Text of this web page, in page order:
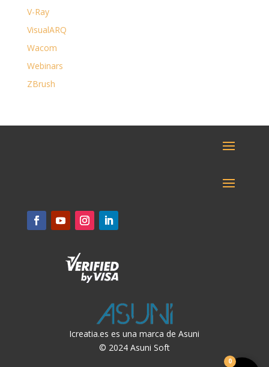
V-Ray
VisualARQ
Wacom
Webinars
ZBrush
Icreatia.es es una marca de Asuni
© 2024 Asuni Soft
0